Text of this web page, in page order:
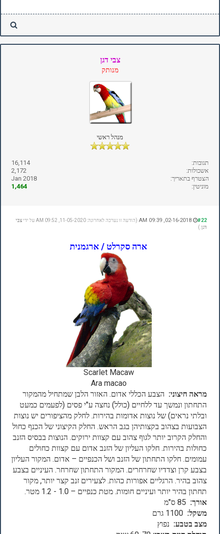
צבי דגן
מנותק
מנהל ראשי
תגובות:
16,114
אשכולות:
2,172
הצטרף בתאריך:
Jan 2018
מוניטין:
1,464
#22 (הודעה זו נערכה לאחרונה: 11-05-2020, 09:52 AM על ידי
צבי
דגן.)
ארה סקרלט / ארגמנית
Scarlet Macaw
Ara macao
מראה חיצוני: הצבע הכללי אדום. האזור הלבן שמתחיל מהמקור
התחתון ונמשך עד ללחיים (כולל) נחצה ע"י פסים (לפעמים כמעט
ובלתי נראים) של נוצות אדומות בהירות. לחלק מהציפורים יש נוצות
הצבועות בצהוב בקצותיהן בגב הראש. החלק הקיצוני של הכנף כחול
והחלק הקרוב יותר לגוף צהוב עם קצוות ירוקים. הנוצות בבסיס הזנב
כחולות בהירות. חלקו העליון של הזנב אדום עם קצוות כחולים
עמומים. חלקו התחתון של הזנב ושל הכנפיים – אדום. המקור העליון
בצבע קרן וצדדיו שחרחרים. המקור התחתון שחרחר. העיניים בצבע
צהוב בהיר. הרגליים אפורות כהות. לצעירים זנב קצר יותר, מקור
תחתון בהיר יותר ועיניים חומות. מטת כנפיים – 1.0 - 1.2 מטר.
אורך:
משקל:
מצב בטבע: נפוץ